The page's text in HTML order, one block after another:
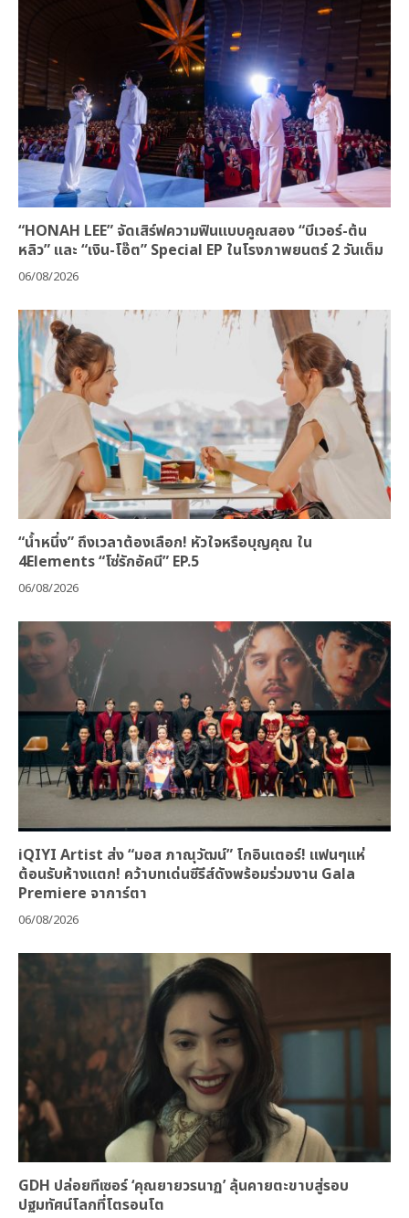
“HONAH LEE” จัดเสิร์ฟความฟินแบบคูณสอง “บีเวอร์-ต้น
หลิว” และ “เงิน-โอ๊ต” Special EP ในโรงภาพยนตร์ 2 วันเต็ม
06/08/2026
“น้ำหนึ่ง” ถึงเวลาต้องเลือก! หัวใจหรือบุญคุณ ใน
4Elements “โซ่รักอัคนี” EP.5
06/08/2026
iQIYI Artist ส่ง “มอส ภาณุวัฒน์” โกอินเตอร์! แฟนๆแห่
ต้อนรับห้างแตก! คว้าบทเด่นซีรีส์ดังพร้อมร่วมงาน Gala
Premiere จาการ์ตา
06/08/2026
GDH ปล่อยทีเซอร์ ‘คุณยายวรนาฏ’ ลุ้นคายตะขาบสู่รอบ
ปฐมทัศน์โลกที่โตรอนโต